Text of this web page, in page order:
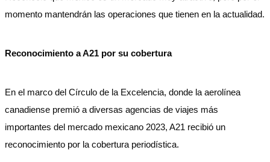
momento mantendrán las operaciones que tienen en la actualidad.
Reconocimiento a A21 por su cobertura
En el marco del Círculo de la Excelencia, donde la aerolínea
canadiense premió a diversas agencias de viajes más
importantes del mercado mexicano 2023, A21 recibió un
reconocimiento por la cobertura periodística.